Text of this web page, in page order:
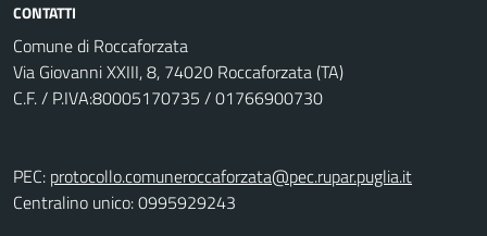
CONTATTI
Comune di Roccaforzata
Via Giovanni XXIII, 8, 74020 Roccaforzata (TA)
C.F. / P.IVA:80005170735 / 01766900730
PEC: protocollo.comuneroccaforzata@pec.rupar.puglia.it
Centralino unico: 0995929243